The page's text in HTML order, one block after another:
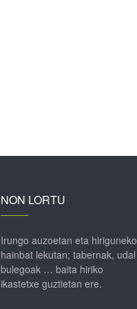
NON LORTU
Irungo auzoetan eta hiriguneko
hainbat lekutan; tabernak, udal
bulegoak … baita hiriko
ikastetxe guztietan ere.